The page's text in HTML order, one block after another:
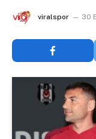
viralspor 30